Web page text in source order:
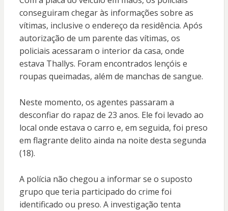
conseguiram chegar às informações sobre as
vítimas, inclusive o endereço da residência. Após
autorização de um parente das vítimas, os
policiais acessaram o interior da casa, onde
estava Thallys. Foram encontrados lençóis e
roupas queimadas, além de manchas de sangue.
Neste momento, os agentes passaram a
desconfiar do rapaz de 23 anos. Ele foi levado ao
local onde estava o carro e, em seguida, foi preso
em flagrante delito ainda na noite desta segunda
(18).
A polícia não chegou a informar se o suposto
grupo que teria participado do crime foi
identificado ou preso. A investigação tenta